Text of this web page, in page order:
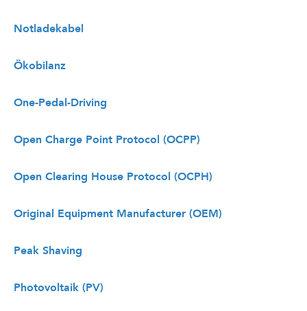
Notladekabel
Ökobilanz
One-Pedal-Driving
Open Charge Point Protocol (OCPP)
Open Clearing House Protocol (OCPH)
Original Equipment Manufacturer (OEM)
Peak Shaving
Photovoltaik (PV)